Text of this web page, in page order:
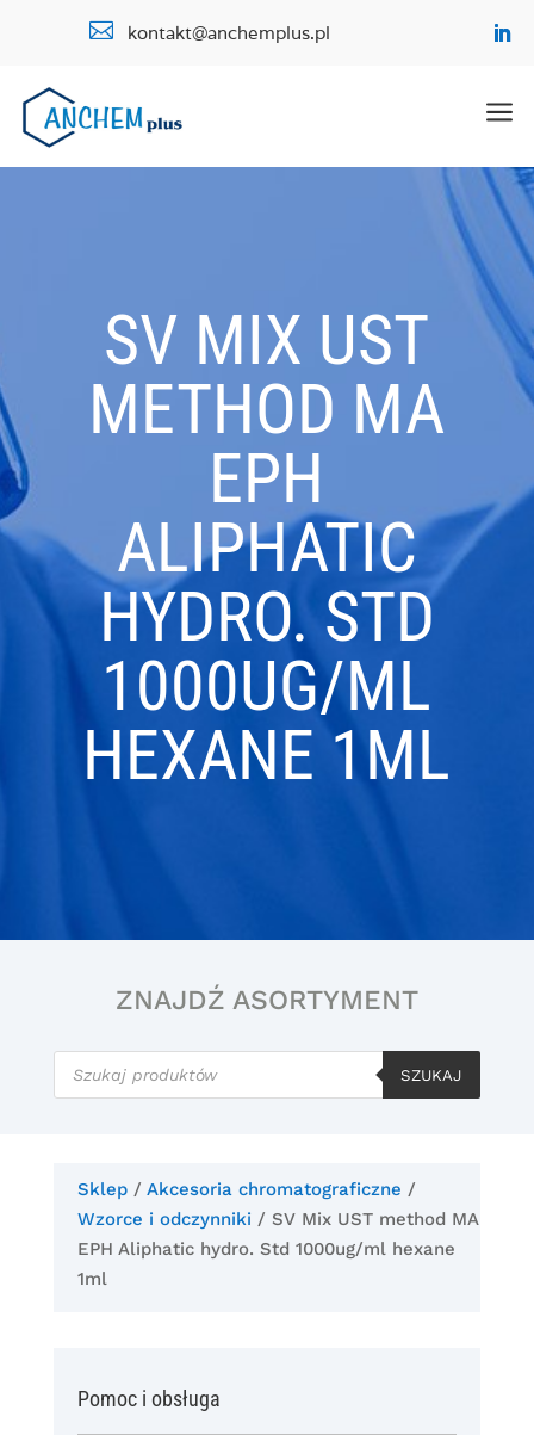
 kontakt@anchemplus.pl
a
SV MIX UST
METHOD MA
EPH
ALIPHATIC
HYDRO. STD
1000UG/ML
HEXANE 1ML
ZNAJDŹ ASORTYMENT
Wyszukiwarka
produktów
SZUKAJ
Sklep/ Akcesoria chromatograficzne /
Wzorce i odczynniki / SV Mix UST method MA
EPH Aliphatic hydro. Std 1000ug/ml hexane
1ml
Pomoc i obsługa